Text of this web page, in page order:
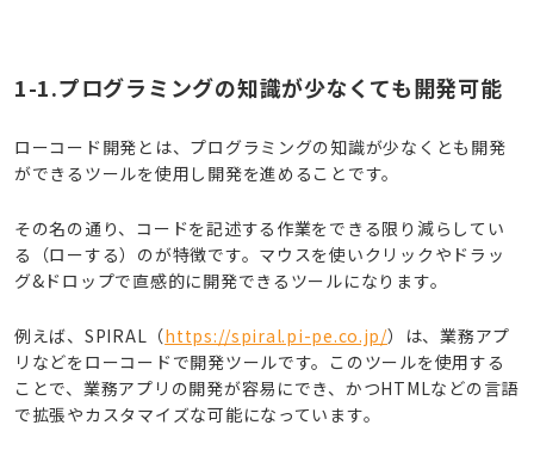
1-1.プログラミングの知識が少なくても開発可能
ローコード開発とは、プログラミングの知識が少なくとも開発
ができるツールを使用し開発を進めることです。
その名の通り、コードを記述する作業をできる限り減らしてい
る（ローする）のが特徴です。マウスを使いクリックやドラッ
グ&ドロップで直感的に開発できるツールになります。
例えば、SPIRAL（https://spiral.pi-pe.co.jp/）は、業務アプ
リなどをローコードで開発ツールです。このツールを使用する
ことで、業務アプリの開発が容易にでき、かつHTMLなどの言語
で拡張やカスタマイズな可能になっています。